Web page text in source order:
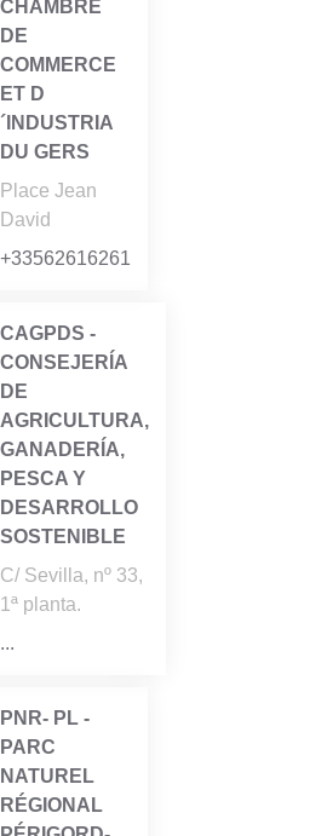
CHAMBRE
DE
COMMERCE
ET D
´INDUSTRIA
DU GERS
Place Jean
David
+33562616261
CAGPDS -
CONSEJERÍA
DE
AGRICULTURA,
GANADERÍA,
PESCA Y
DESARROLLO
SOSTENIBLE
C/ Sevilla, nº 33,
1ª planta.
...
PNR- PL -
PARC
NATUREL
RÉGIONAL